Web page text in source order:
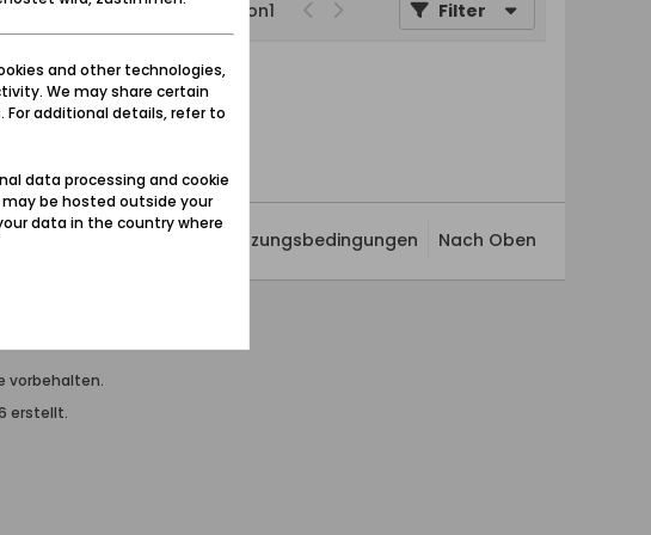
Seite von1 Filter
Nutzungsbedingungen Nach Oben
vorbehalten.
erstellt.
and other technologies,
We may share certain
additional details, refer to
data processing and cookie
be hosted outside your
data in the country where